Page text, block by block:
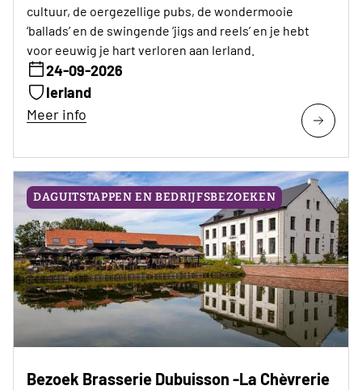
cultuur, de oergezellige pubs, de wondermooie
‘ballads’ en de swingende ‘jigs and reels’ en je hebt
voor eeuwig je hart verloren aan Ierland.
24-09-2026
Ierland
Meer info
DAGUITSTAPPEN EN BEDRIJFSBEZOEKEN
Bezoek Brasserie Dubuisson -La Chèvrerie